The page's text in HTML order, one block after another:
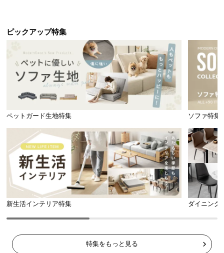
ピックアップ特集
ペットガード生地特集 ソファ特集
新生活インテリア特集 ダイニング
特集をもっと見る